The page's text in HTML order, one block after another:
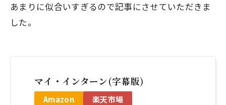
あまりに似合いすぎるので記事にさせていただきま
した。
マイ・インターン(字幕版)
Amazon 楽天市場